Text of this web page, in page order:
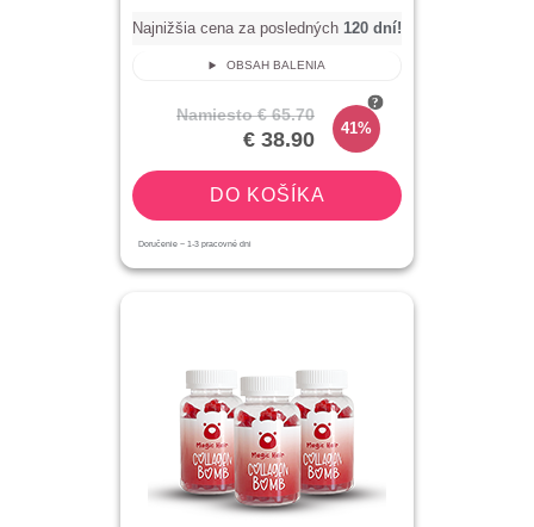
Najnižšia cena za posledných 120 dní!
OBSAH BALENIA
Namiesto € 65.70
€ 38.90 41%
DO KOŠÍKA
Doručenie ~ 1-3 pracovné dni